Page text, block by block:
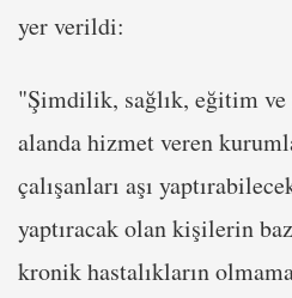
yer verildi:
"Şimdilik, sağlık, eğitim ve
alanda hizmet veren
çalışanları aşı
yaptıracak olan kişilerin
kronik hastalıkların